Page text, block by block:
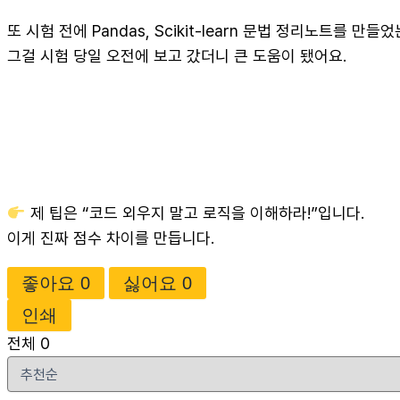
또 시험 전에 Pandas, Scikit-learn 문법 정리노트를 만들었
그걸 시험 당일 오전에 보고 갔더니 큰 도움이 됐어요.
제 팁은 “코드 외우지 말고 로직을 이해하라!”입니다.
이게 진짜 점수 차이를 만듭니다.
좋아요 0 싫어요 0
인쇄
전체 0